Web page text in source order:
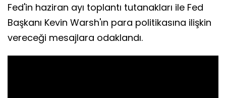
Fed'in haziran ayı toplantı tutanakları ile Fed
Başkanı Kevin Warsh'ın para politikasına ilişkin
vereceği mesajlara odaklandı.